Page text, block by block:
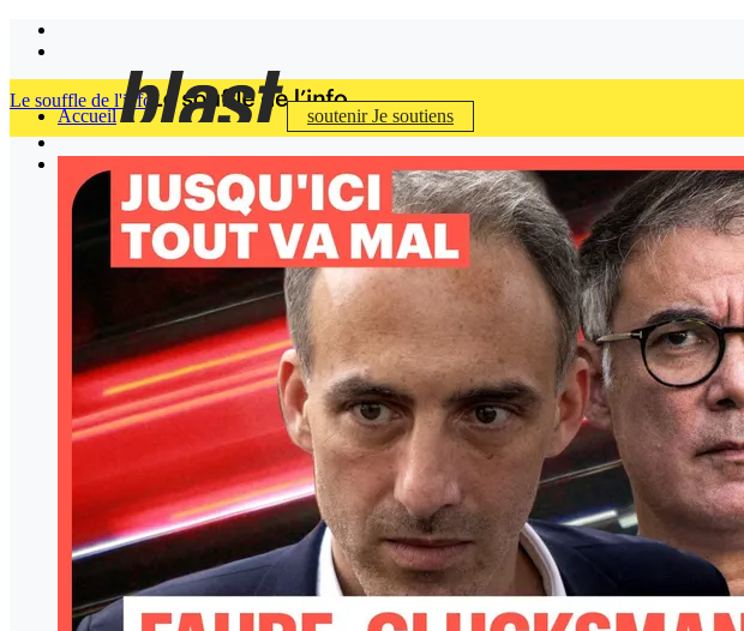
Accueil soutenirJe soutiens
Le souffle de l'info